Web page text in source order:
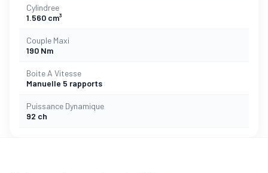
Cylindree
1.560 cm³
Couple Maxi
190 Nm
Boite A Vitesse
Manuelle 5 rapports
Puissance Dynamique
92 ch